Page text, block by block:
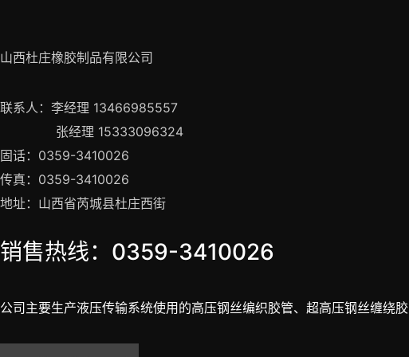
山西杜庄橡胶制品有限公司
联系人：李经理 13466985557
张经理 15333096324
固话：0359-3410026
传真：0359-3410026
地址：山西省芮城县杜庄西街
销售热线：0359-3410026
公司主要生产液压传输系统使用的高压钢丝编织胶管、超高压钢丝缠绕